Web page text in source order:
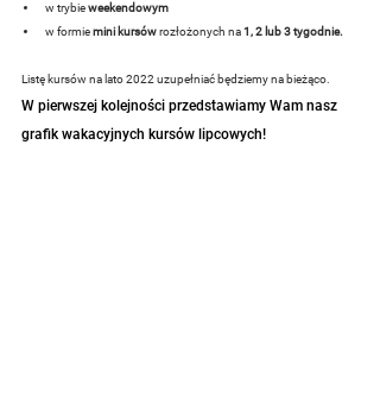
w trybie weekendowym
w formie mini kursów rozłożonych na 1, 2 lub 3 tygodnie.
Listę kursów na lato 2022 uzupełniać będziemy na bieżąco.
W pierwszej kolejności przedstawiamy Wam nasz
grafik wakacyjnych kursów lipcowych!